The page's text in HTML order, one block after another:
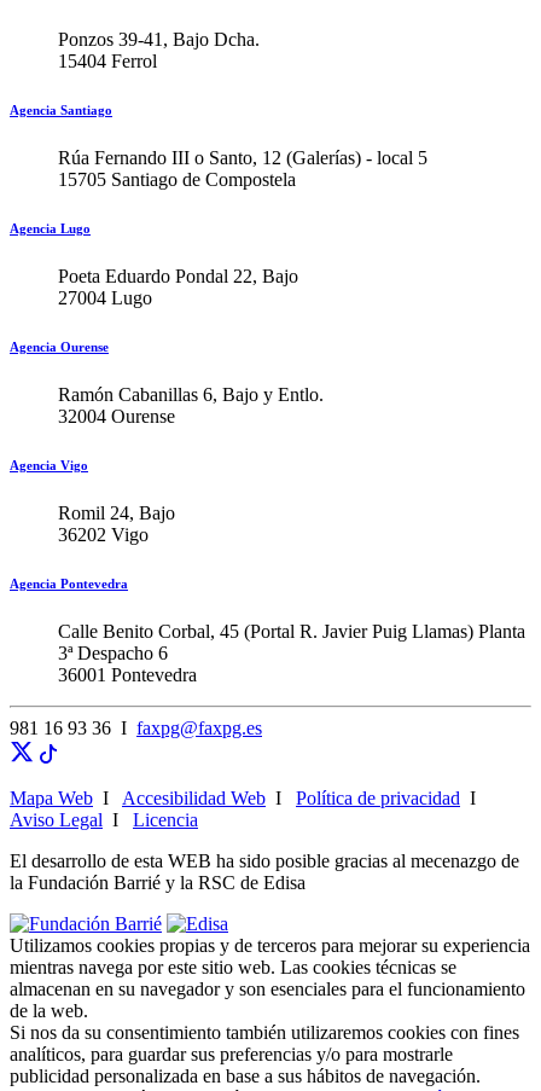
Ponzos 39-41, Bajo Dcha.
15404 Ferrol
Agencia Santiago
Rúa Fernando III o Santo, 12 (Galerías) - local 5
15705 Santiago de Compostela
Agencia Lugo
Poeta Eduardo Pondal 22, Bajo
27004 Lugo
Agencia Ourense
Ramón Cabanillas 6, Bajo y Entlo.
32004 Ourense
Agencia Vigo
Romil 24, Bajo
36202 Vigo
Agencia Pontevedra
Calle Benito Corbal, 45 (Portal R. Javier Puig Llamas) Planta
3ª Despacho 6
36001 Pontevedra
981 16 93 36 I faxpg@faxpg.es
Mapa Web I Accesibilidad Web I Política de privacidad I
Aviso Legal I Licencia
El desarrollo de esta WEB ha sido posible gracias al mecenazgo de
la Fundación Barrié y la RSC de Edisa
Utilizamos cookies propias y de terceros para mejorar su experiencia
mientras navega por este sitio web. Las cookies técnicas se
almacenan en su navegador y son esenciales para el funcionamiento
de la web.
Si nos da su consentimiento también utilizaremos cookies con fines
analíticos, para guardar sus preferencias y/o para mostrarle
publicidad personalizada en base a sus hábitos de navegación.